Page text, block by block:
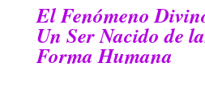
El Fenómeno
Un Ser Nacido de
Forma Humana